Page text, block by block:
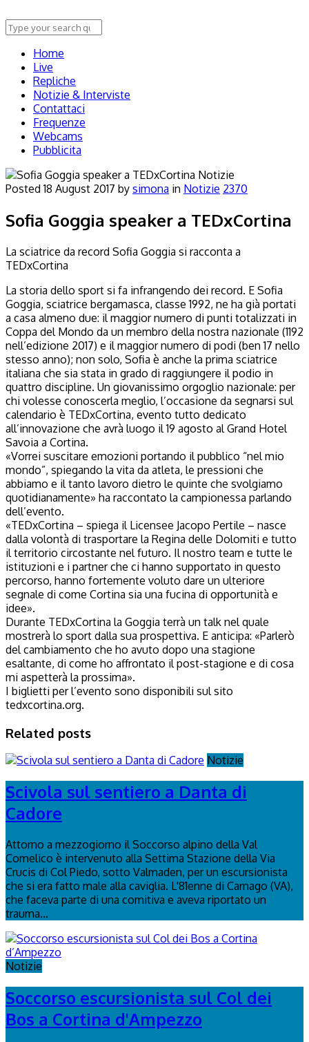
Home
Live
Repliche
Notizie & Interviste
Contattaci
Frequenze
Webcams
Pubblicita
Notizie
Posted18 August 2017 by simona in Notizie 2370
Sofia Goggia speaker a TEDxCortina
La sciatrice da record Sofia Goggia si racconta a
TEDxCortina
La storia dello sport si fa infrangendo dei record. E Sofia
Goggia, sciatrice bergamasca, classe 1992, ne ha già portati
a casa almeno due: il maggior numero di punti totalizzati in
Coppa del Mondo da un membro della nostra nazionale (1192
nell’edizione 2017) e il maggior numero di podi (ben 17 nello
stesso anno); non solo, Sofia è anche la prima sciatrice
italiana che sia stata in grado di raggiungere il podio in
quattro discipline. Un giovanissimo orgoglio nazionale: per
chi volesse conoscerla meglio, l’occasione da segnarsi sul
calendario è TEDxCortina, evento tutto dedicato
all’innovazione che avrà luogo il 19 agosto al Grand Hotel
Savoia a Cortina.
«Vorrei suscitare emozioni portando il pubblico “nel mio
mondo”, spiegando la vita da atleta, le pressioni che
abbiamo e il tanto lavoro dietro le quinte che svolgiamo
quotidianamente» ha raccontato la campionessa parlando
dell’evento.
«TEDxCortina – spiega il Licensee Jacopo Pertile – nasce
dalla volontà di trasportare la Regina delle Dolomiti e tutto
il territorio circostante nel futuro. Il nostro team e tutte le
istituzioni e i partner che ci hanno supportato in questo
percorso, hanno fortemente voluto dare un ulteriore
segnale di come Cortina sia una fucina di opportunità e
idee».
Durante TEDxCortina la Goggia terrà un talk nel quale
mostrerà lo sport dalla sua prospettiva. E anticipa: «Parlerò
del cambiamento che ho avuto dopo una stagione
esaltante, di come ho affrontato il post-stagione e di cosa
mi aspetterà la prossima».
I biglietti per l’evento sono disponibili sul sito
tedxcortina.org.
Related posts
Notizie
Scivola sul sentiero a Danta di
Cadore
Attorno a mezzogiorno il Soccorso alpino della Val
Comelico è intervenuto alla Settima Stazione della Via
Crucis di Col Piedo, sotto Valmaden, per un escursionista
che si era fatto male alla caviglia. L'81enne di Carnago (VA),
che faceva parte di una comitiva e aveva riportato un
trauma...
Notizie
Soccorso escursionista sul Col dei
Bos a Cortina d'Ampezzo